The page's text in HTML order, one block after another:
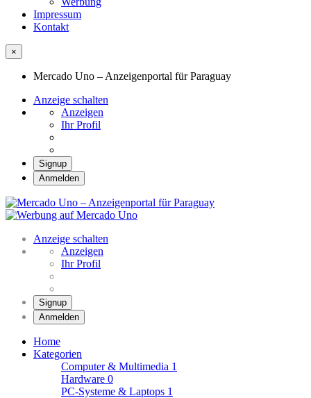
Impressum
Kontakt
×
Mercado Uno – Anzeigenportal für Paraguay
Anzeige schalten
Anzeigen
Ihr Profil
Signup
Anmelden
Anzeige schalten
Anzeigen
Ihr Profil
Signup
Anmelden
Home
Kategorien
Computer & Multimedia 1
Hardware 0
PC-Systeme & Laptops 1